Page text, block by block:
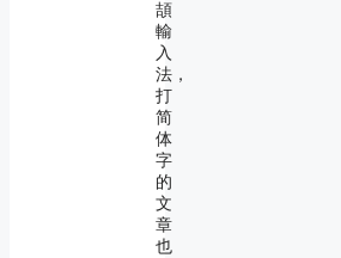
頡
輸
入
法，
打
简
体
字
的
文
章
也